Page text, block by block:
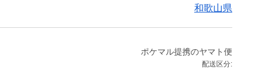
和歌山県
ポケマル提携のヤマト便
配送区分: